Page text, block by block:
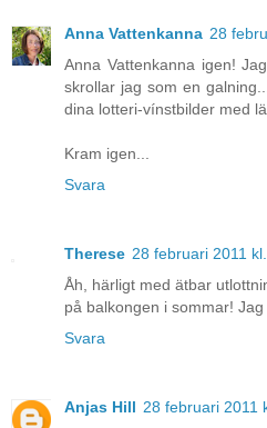
Anna Vattenkanna 28
Anna Vattenkanna igen!
skrollar jag som en
dina lotteri-vínstbilder med
Kram igen...
Svara
Therese 28 februari 2011
Åh, härligt med ätbar
på balkongen i sommar!
Svara
Anjas Hill 28 februari 2011